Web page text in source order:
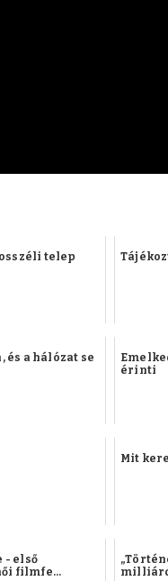
telep
és a hálózat se
érinti
Mit
- első
filmfe...